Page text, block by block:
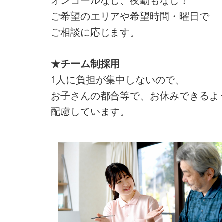
ご希望のエリアや希望時間・曜日で
ご相談に応じます。
★チーム制採用
1人に負担が集中しないので、
お子さんの都合等で、お休みできるよ
配慮しています。